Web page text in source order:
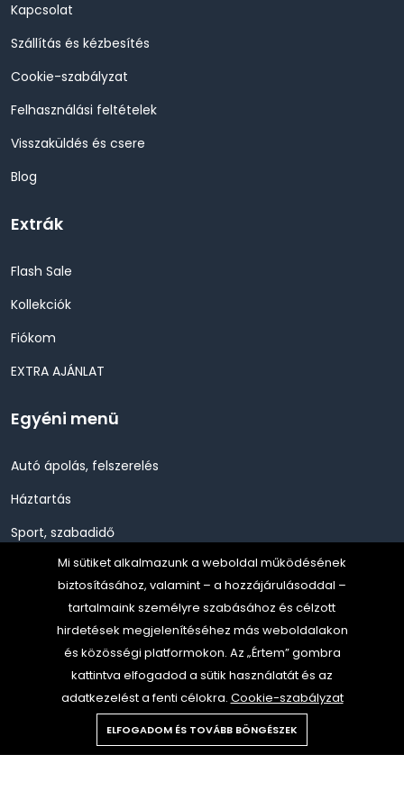
Kapcsolat
Szállítás és kézbesítés
Cookie-szabályzat
Felhasználási feltételek
Visszaküldés és csere
Blog
Extrák
Flash Sale
Kollekciók
Fiókom
EXTRA AJÁNLAT
Egyéni menü
Autó ápolás, felszerelés
Háztartás
Sport, szabadidő
Szépség, Egészség, Higénia
Szerszám, Barkácsolás
Telefon, Okos eszköz, GPS
Copyright © 2024 Gold Media all rights reserved.
Mi sütiket alkalmazunk a weboldal működésének
biztosításához, valamint – a hozzájárulásoddal –
tartalmaink személyre szabásához és célzott
hirdetések megjelenítéséhez más weboldalakon
és közösségi platformokon. Az „Értem” gombra
kattintva elfogadod a sütik használatát és az
adatkezelést a fenti célokra. Cookie-szabályzat
ELFOGADOM ÉS TOVÁBB BÖNGÉSZEK